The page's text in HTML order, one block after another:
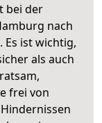
bei der
nach
. Es ist wichtig,
als auch
frei von